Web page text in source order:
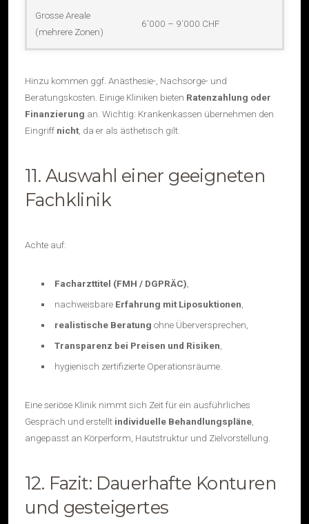
Grosse Areale
(mehrere Zonen)
6’000 – 9’000 CHF
Hinzu kommen ggf. Anästhesie-, Nachsorge- und
Beratungskosten. Einige Kliniken bieten Ratenzahlung oder
Finanzierung an. Wichtig: Krankenkassen übernehmen den
Eingriff nicht , da er als ästhetisch gilt.
11. Auswahl einer geeigneten
Fachklinik
Achte auf:
Facharzttitel (FMH / DGPRÄC)
nachweisbare Erfahrung mit Liposuktionen
realistische Beratung ohne Überversprechen,
Transparenz bei Preisen und Risiken
hygienisch zertifizierte Operationsräume.
Eine seriöse Klinik nimmt sich Zeit für ein ausführliches
Gespräch und erstellt individuelle Behandlungspläne
angepasst an Körperform, Hautstruktur und Zielvorstellung.
12. Fazit: Dauerhafte Konturen
und gesteigertes